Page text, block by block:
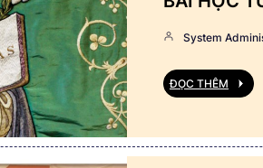
System
ĐỌC THÊM